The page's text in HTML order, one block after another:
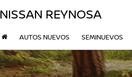
NISSAN REYNOSA
AUTOS NUEVOS SEMINUEVOS